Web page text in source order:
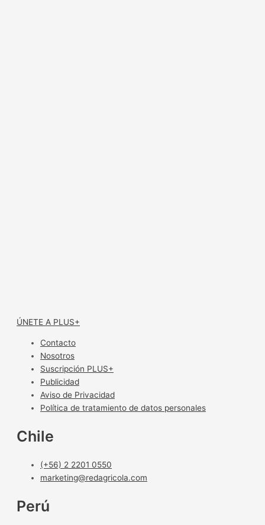
ÚNETE A PLUS+
Contacto
Nosotros
Suscripción PLUS+
Publicidad
Aviso de Privacidad
Política de tratamiento de datos personales
Chile
(+56) 2 2201 0550
marketing@redagricola.com
Perú